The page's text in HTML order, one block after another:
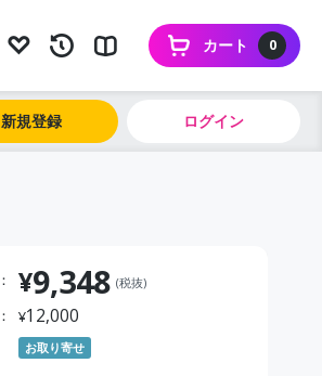
0
カート
新規登録 ログイン
¥9,348 (税抜)
¥12,000
お取り寄せ